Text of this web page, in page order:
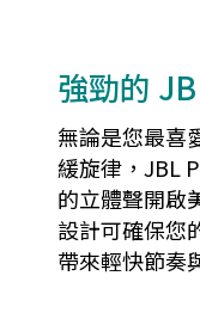
強勁的
無論是您最喜
緩旋律，JBL
的立體聲開啟
設計可確保您
帶來輕快節奏